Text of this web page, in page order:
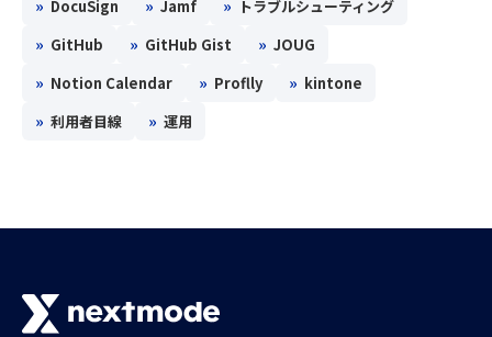
» DocuSign » Jamf » トラブルシューティング
» GitHub » GitHub Gist » JOUG
» Notion Calendar » Proflly » kintone
» 利用者目線 » 運用